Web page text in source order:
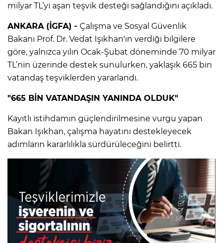
milyar TL’yi aşan teşvik desteği sağlandığını açıkladı.
ANKARA (İGFA) - Çalışma ve Sosyal Güvenlik
Bakanı Prof. Dr. Vedat Işıkhan'ın verdiği bilgilere
göre, yalnızca yılın Ocak-Şubat döneminde 70 milyar
TL’nin üzerinde destek sunulurken, yaklaşık 665 bin
vatandaş teşviklerden yararlandı.
"665 BİN VATANDAŞIN YANINDA OLDUK"
Kayıtlı istihdamın güçlendirilmesine vurgu yapan
Bakan Işıkhan, çalışma hayatını destekleyecek
adımların kararlılıkla sürdürüleceğini belirtti.